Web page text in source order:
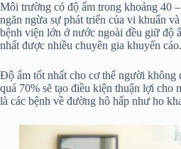
Môi trường có độ ẩm trong khoảng 40
ngăn ngừa sự phát triển của vi khuẩn
bệnh viện lớn ở nước ngoài đều giữ độ
nhất được nhiều chuyên gia khuyến cáo.
Độ ẩm tốt nhất cho cơ thể người
quá 70% sẽ tạo điều kiện thuận lợi cho
là các bệnh về đường hô hấp như ho